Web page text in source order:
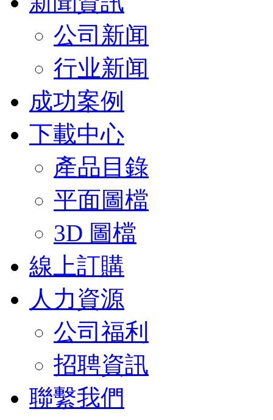
公司新闻
行业新闻
成功案例
下載中心
產品目錄
平面圖檔
3D 圖檔
線上訂購
人力資源
公司福利
招聘資訊
聯繫我們